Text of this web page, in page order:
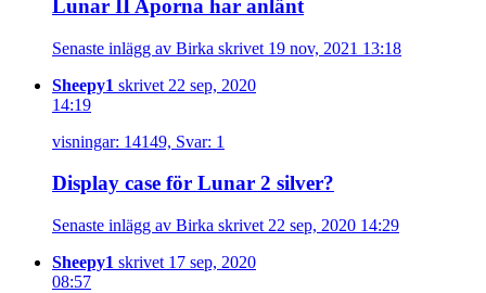
Lunar II Aporna har anlänt
Senaste inlägg av Birka skrivet 19 nov, 2021 13:18
Sheepy1 skrivet 22 sep, 2020
14:19
visningar: 14149, Svar: 1
Display case för Lunar 2 silver?
Senaste inlägg av Birka skrivet 22 sep, 2020 14:29
Sheepy1 skrivet 17 sep, 2020
08:57